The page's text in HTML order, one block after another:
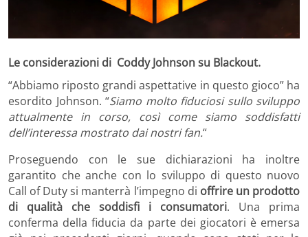
Le considerazioni di Coddy Johnson su Blackout.
“Abbiamo riposto grandi aspettative in questo gioco” ha
esordito Johnson. “Siamo molto fiduciosi sullo sviluppo
attualmente in corso, così come siamo soddisfatti
dell’interessa mostrato dai nostri fan.“
Proseguendo con le sue dichiarazioni ha inoltre
garantito che anche con lo sviluppo di questo nuovo
Call of Duty si manterrà l’impegno di offrire un prodotto
di qualità che soddisfi i consumatori. Una prima
conferma della fiducia da parte dei giocatori è emersa